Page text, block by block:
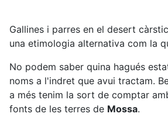
Gallines i parres en el desert
una etimologia alternativa com la
No podem saber quina hagués
noms a l'indret que avui tractam.
a més tenim la sort de comptar
fonts de les terres de Mossa.